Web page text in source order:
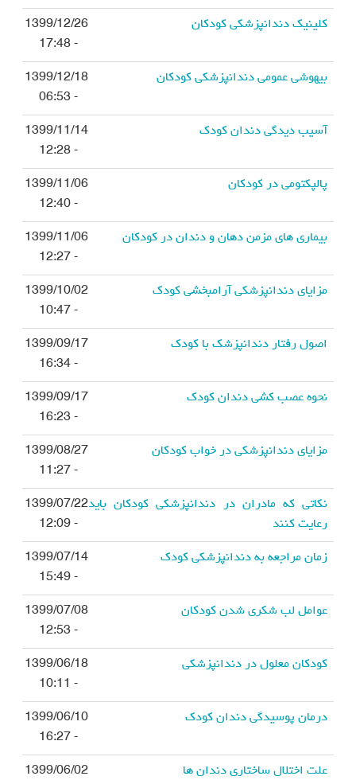
کلینیک دندانپزشکی کودکان
1399/12/26
- 17:48
بیهوشی عمومی دندانپزشکی کودکان
1399/12/18
- 06:53
آسیب دیدگی دندان کودک
1399/11/14
- 12:28
پالپکتومی در کودکان
1399/11/06
- 12:40
بیماری های مزمن دهان و دندان در کودکان
1399/11/06
- 12:27
مزایای دندانپزشکی آرامبخشی کودک
1399/10/02
- 10:47
اصول رفتار دندانپزشک با کودک
1399/09/17
- 16:34
نحوه عصب کشی دندان کودک
1399/09/17
- 16:23
مزایای دندانپزشکی در خواب کودکان
1399/08/27
- 11:27
نکاتی که مادران در دندانپزشکی کودکان باید
رعایت کنند
1399/07/22
- 12:09
زمان مراجعه به دندانپزشکی کودک
1399/07/14
- 15:49
عوامل لب شکری شدن کودکان
1399/07/08
- 12:53
کودکان معلول در دندانپزشکی
1399/06/18
- 10:11
درمان پوسیدگی دندان کودک
1399/06/10
- 16:27
علت اختلال ساختاری دندان ها
1399/06/02